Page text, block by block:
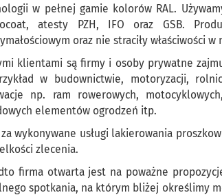
w pełnej gamie kolorów RAL.
atesty PZH, IFO oraz GSB.
oraz nie straciły właściwości
klientami są firmy i osoby prywatne
w budownictwie, motoryzacji,
np. ram rowerowych,
elementów ogrodzeń itp.
za wykonywane usługi lakierowania
zlecenia.
firma otwarta jest na poważne
spotkania, na którym bliżej określimy